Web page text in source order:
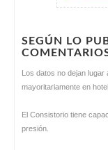
SEGÚN LO
Los datos no dejan
mayoritariamente en
El Consistorio tiene
presión.